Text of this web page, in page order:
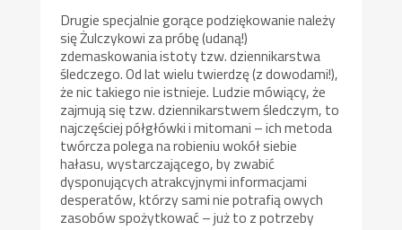
Drugie specjalnie gorące podziękowanie należy
się Żulczykowi za próbę (udaną!)
zdemaskowania istoty tzw. dziennikarstwa
śledczego. Od lat wielu twierdzę (z dowodami!),
że nic takiego nie istnieje. Ludzie mówiący, że
zajmują się tzw. dziennikarstwem śledczym, to
najczęściej półgłówki i mitomani – ich metoda
twórcza polega na robieniu wokół siebie
hałasu, wystarczającego, by zwabić
dysponujących atrakcyjnymi informacjami
desperatów, którzy sami nie potrafią owych
zasobów spożytkować – już to z potrzeby